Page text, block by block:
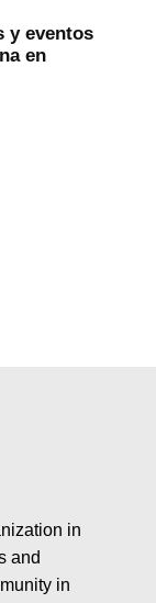
y eventos
en
in
and
in